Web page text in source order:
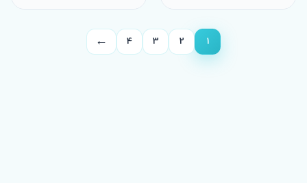
1
2
3
4
←
صفحه